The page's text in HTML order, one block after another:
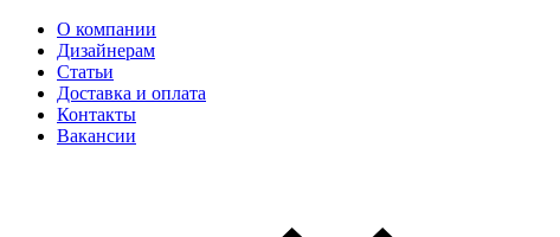
О компании
Дизайнерам
Статьи
Доставка и оплата
Контакты
Вакансии